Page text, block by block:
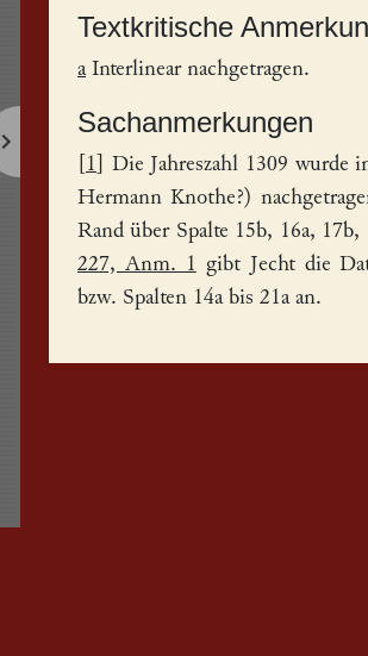
Textkritische
aInterlinear nachgetragen.
Sachanmerkungen
1
] Die Jahreszahl 1309
Hermann Knothe?)
Rand über Spalte 15b, 16a,
227, Anm. 1 gibt Jecht die
bzw. Spalten 14a bis 21a an.